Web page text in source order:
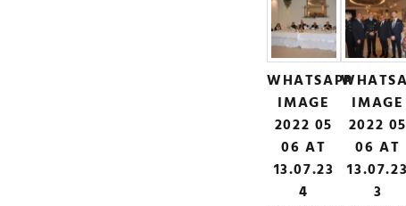
WHATSAPP
IMAGE
2022 05
06 AT
13.07.23
4
IMAGE
2022 05
06 AT
13.07.23
3